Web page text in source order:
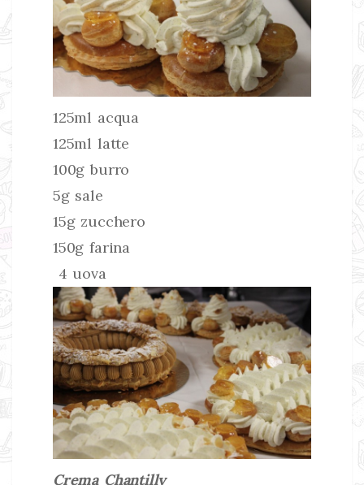
125ml acqua
125ml latte
100g burro
5g sale
15g zucchero
150g farina
4 uova
Crema Chantilly